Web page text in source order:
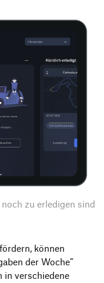
zu erledigen sind
können
der Woche”
in verschiedene